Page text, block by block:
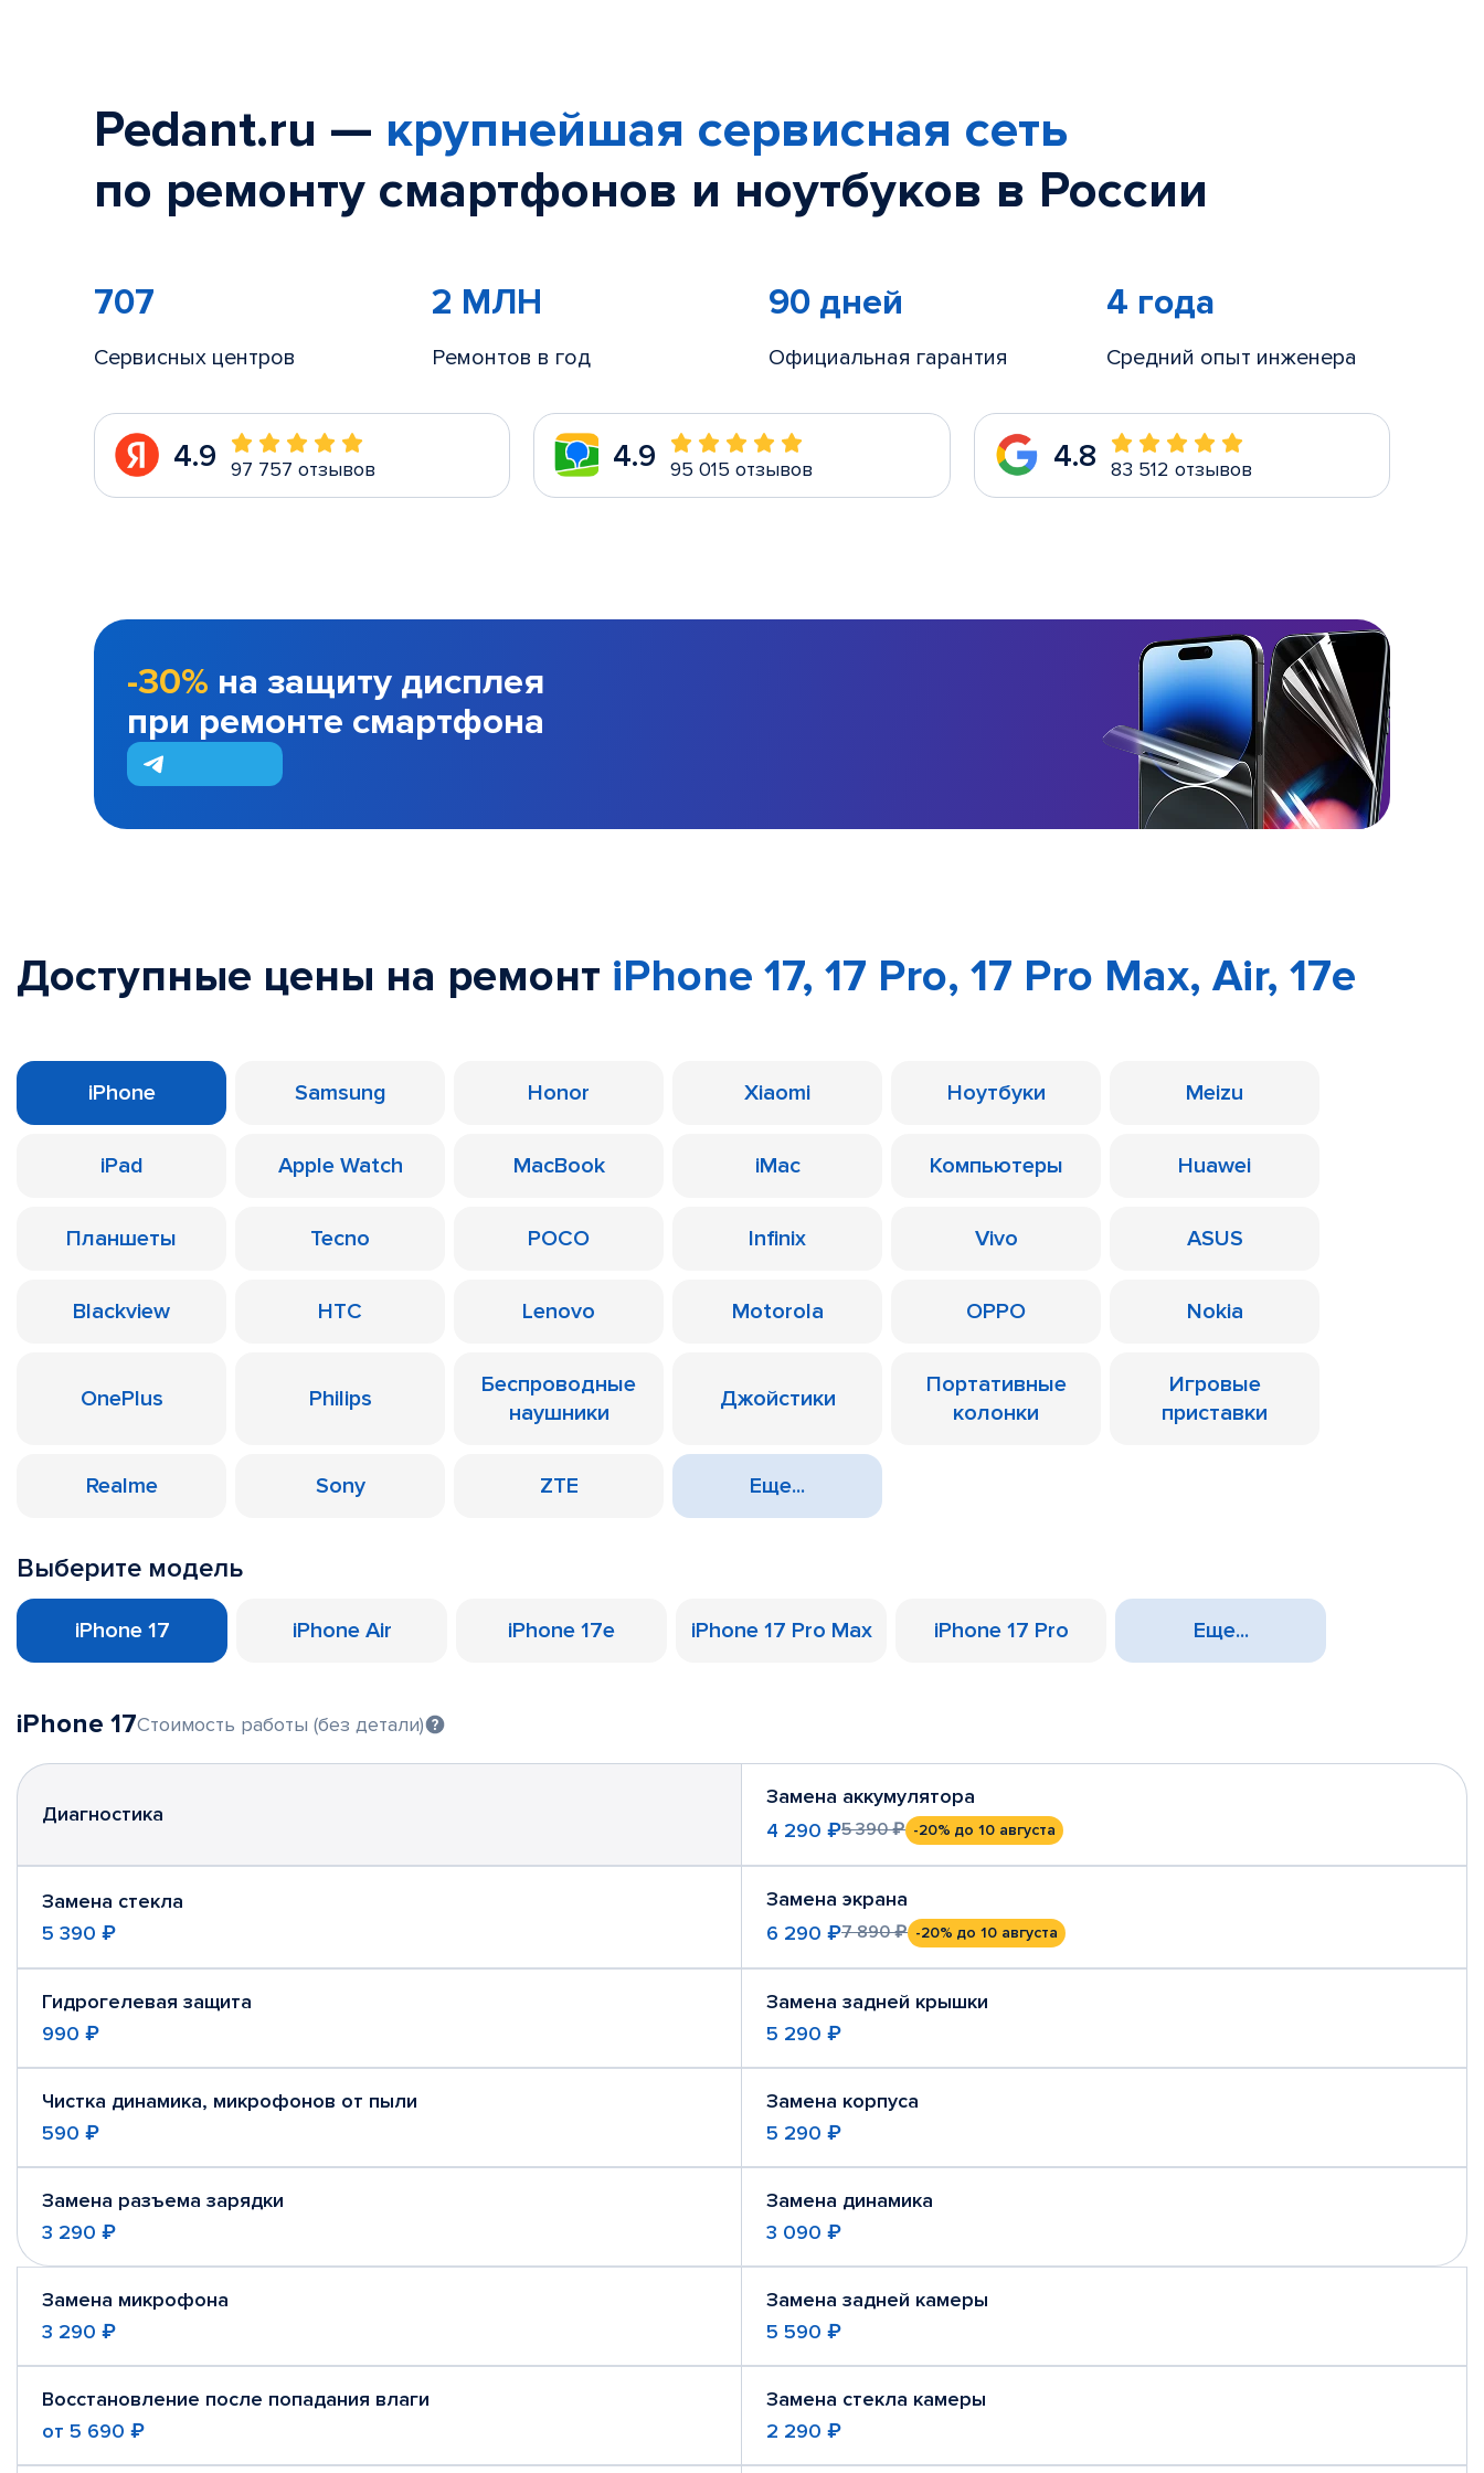
Pedant.ru — крупнейшая сервисная сеть
по ремонту смартфонов и ноутбуков в России
707
Сервисных центров
2 МЛН
Ремонтов в год
90 дней
Официальная гарантия
4 года
Средний опыт инженера
4.9 97 757 отзывов 4.9 95 015 отзывов 4.8 83 512 отзывов
-30% на защиту дисплея
при ремонте смартфона
Доступные цены на ремонт iPhone 17, 17 Pro, 17 Pro Max, Air, 17e
iPhone Samsung Honor Xiaomi Ноутбуки Meizu
iPad Apple Watch MacBook iMac Компьютеры Huawei
Планшеты Tecno POCO Infinix Vivo ASUS
Blackview HTC Lenovo Motorola OPPO Nokia
OnePlus Philips
Беспроводные
наушники
Джойстики
Портативные
колонки
Игровые
приставки
Realme Sony ZTE Еще...
Выберите модель
iPhone 17 iPhone Air iPhone 17e iPhone 17 Pro Max iPhone 17 Pro Еще...
iPhone 17Стоимость работы (без детали)
Диагностика
Замена аккумулятора
4 290 ₽5 390 ₽ -20% до 10 августа
Замена стекла
5 390 ₽
Замена экрана
6 290 ₽7 890 ₽ -20% до 10 августа
Гидрогелевая защита
990 ₽
Замена задней крышки
5 290 ₽
Чистка динамика, микрофонов от пыли
590 ₽
Замена корпуса
5 290 ₽
Замена разъема зарядки
3 290 ₽
Замена динамика
3 090 ₽
Замена микрофона
3 290 ₽
Замена задней камеры
5 590 ₽
Восстановление после попадания влаги
от 5 690 ₽
Замена стекла камеры
2 290 ₽